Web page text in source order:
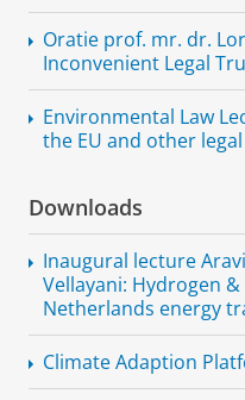
Oratie prof. mr. dr.
Inconvenient Legal
Environmental Law
the EU and other
Downloads
Inaugural lecture
Vellayani: Hydrogen
Netherlands energy
Climate Adaption